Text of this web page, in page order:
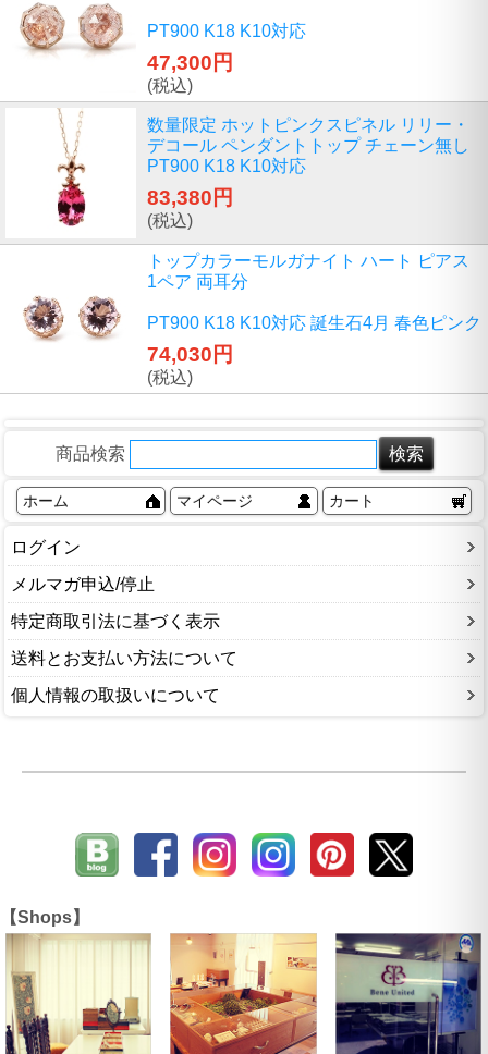
PT900 K18 K10対応
47,300円
(税込)
数量限定 ホットピンクスピネル リリー・
デコール ペンダントトップ チェーン無し
PT900 K18 K10対応
83,380円
(税込)
トップカラーモルガナイト ハート ピアス
1ペア 両耳分
PT900 K18 K10対応 誕生石4月 春色ピンク
74,030円
(税込)
商品検索
ホーム マイページ カート
ログイン
メルマガ申込/停止
特定商取引法に基づく表示
送料とお支払い方法について
個人情報の取扱いについて
【Shops】